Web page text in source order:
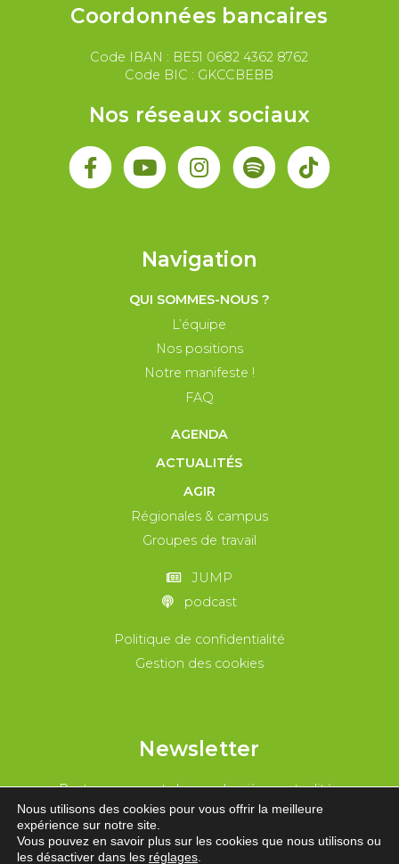
Coordonnées bancaires
Code IBAN : BE51 0682 4362 8762
Code BIC : GKCCBEBB
Nos réseaux sociaux
Navigation
QUI SOMMES-NOUS ?
L’équipe
Nos positions
Notre manifeste !
FAQ
AGENDA
ACTUALITÉS
AGIR
Régionales & campus
Groupes de travail
JUMP
podcast
Politique de confidentialité
Gestion des cookies
Newsletter
Reste au courant de nos dernières actualités
REJOINS-NOUS !
Nous utilisons des cookies pour vous offrir la meilleure
expérience sur notre site.
Vous pouvez en savoir plus sur les cookies que nous utilisons ou
les désactiver dans les réglages